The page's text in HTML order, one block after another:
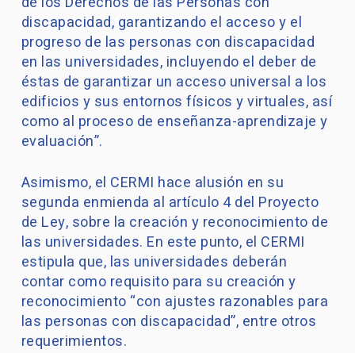
discapacidad, garantizando el acceso y el
progreso de las personas con discapacidad
en las universidades, incluyendo el deber de
éstas de garantizar un acceso universal a los
edificios y sus entornos físicos y virtuales, así
como al proceso de enseñanza-aprendizaje y
evaluación”.
Asimismo, el CERMI hace alusión en su
segunda enmienda al artículo 4 del Proyecto
de Ley, sobre la creación y reconocimiento de
las universidades. En este punto, el CERMI
estipula que, las universidades deberán
contar como requisito para su creación y
reconocimiento “con ajustes razonables para
las personas con discapacidad”, entre otros
requerimientos.